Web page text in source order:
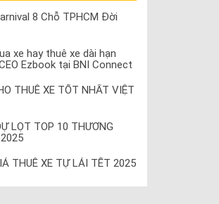
8 Chỗ TPHCM Đời
xe hay thuê xe dài hạn
Ezbook tại BNI Connect
THUÊ XE TỐT NHẤT VIỆT
LỌT TOP 10 THƯƠNG
THUÊ XE TỰ LÁI TẾT 2025